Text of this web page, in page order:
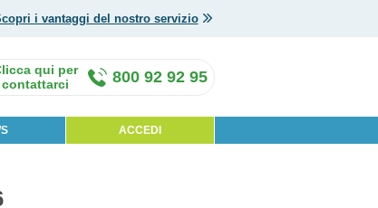
i vantaggi del nostro servizio
ACCEDI
800 92 92 95